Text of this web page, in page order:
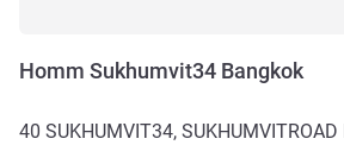
Homm Sukhumvit34 Bangkok
40 SUKHUMVIT34, SUKHUMVITROAD